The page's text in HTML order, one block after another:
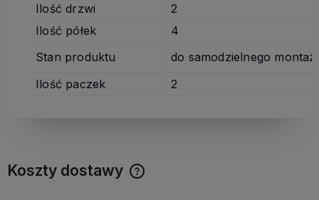
Ilość drzwi
2
Ilość półek
4
Stan produktu
do samodzielnego
Ilość paczek
2
Koszty dostawy